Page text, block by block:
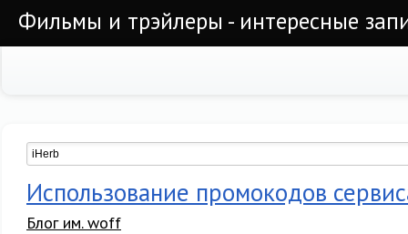
Фильмы и трэйлеры - интересные
Использование промокодов
Блог им. woff